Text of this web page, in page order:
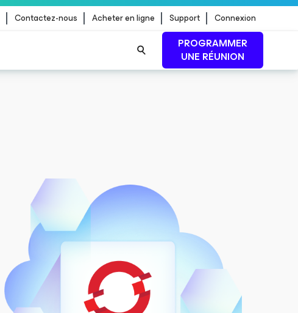
Contactez-nous Acheter en ligne Support Connexion
PROGRAMMER
UNE RÉUNION